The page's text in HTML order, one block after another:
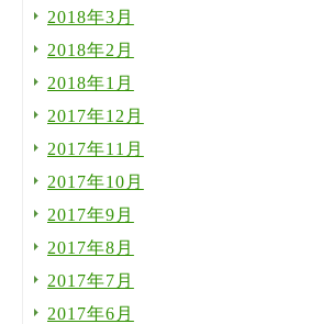
2018年3月
2018年2月
2018年1月
2017年12月
2017年11月
2017年10月
2017年9月
2017年8月
2017年7月
2017年6月